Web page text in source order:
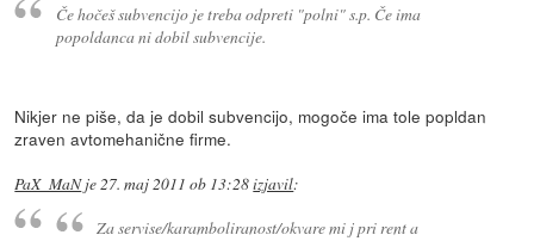
Če hočeš subvencijo je treba odpreti "polni" s.p. Če ima
popoldanca ni dobil subvencije.
Nikjer ne piše, da je dobil subvencijo, mogoče ima tole popldan
zraven avtomehanične firme.
PaX_MaNje27. maj 2011 ob 13:28izjavil:
Za servise/karamboliranost/okvare mi j pri rent a